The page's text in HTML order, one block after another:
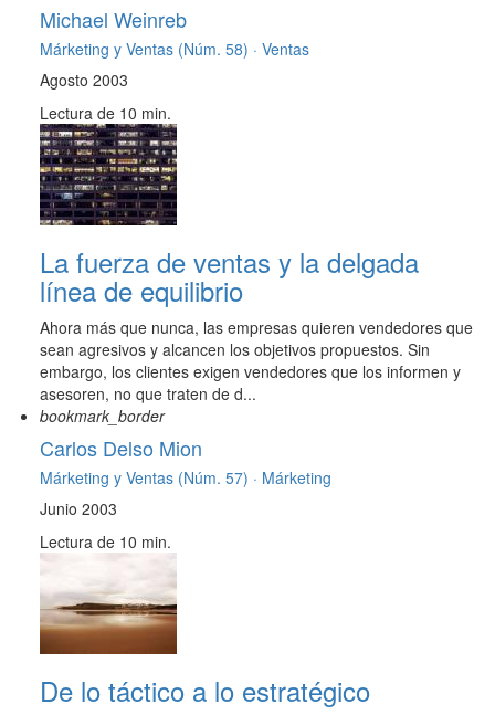
Michael Weinreb
Márketing y Ventas (Núm. 58) · Ventas
Agosto 2003
Lectura de 10 min.
La fuerza de ventas y la delgada
línea de equilibrio
Ahora más que nunca, las empresas quieren vendedores que
sean agresivos y alcancen los objetivos propuestos. Sin
embargo, los clientes exigen vendedores que los informen y
asesoren, no que traten de d...
bookmark_border
Carlos Delso Mion
Márketing y Ventas (Núm. 57) · Márketing
Junio 2003
Lectura de 10 min.
De lo táctico a lo estratégico